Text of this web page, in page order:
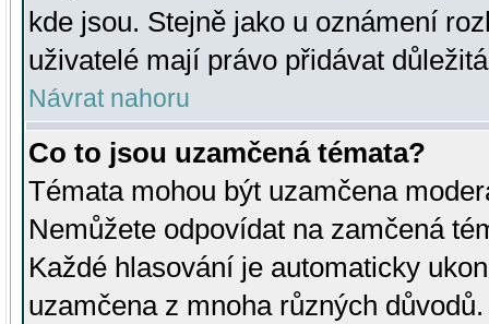
kde jsou. Stejně jako u oznámení
uživatelé mají právo přidávat
Návrat nahoru
Co to jsou uzamčená témata?
Témata mohou být uzamčena
Nemůžete odpovídat na zamčená
Každé hlasování je automaticky
uzamčena z mnoha různých důvodů.